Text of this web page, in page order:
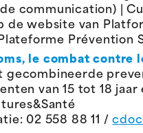
communication) |
de website van
Prévention
le combat contre
gecombineerde
van 15 tot 18
02 558 88 11 /